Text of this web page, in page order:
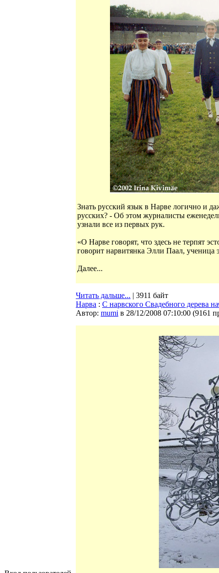
Знать русский язык в Нарве логично и
русских? - Об этом журналисты
узнали все из первых рук.
«О Нарве говорят, что здесь не терпят
говорит нарвитянка Элли Паал, ученица
Далее...
Читать дальше... | 3911 байт
Нарва : С нарвского Свадебного дерева
Автор: mumi в 28/12/2008 07:10:00 (9161